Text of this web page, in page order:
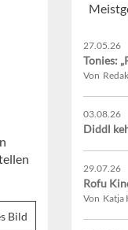
Bild
27.05.26
Tonies:
Von
03.08.26
Diddl
29.07.26
Rofu
Von Katja